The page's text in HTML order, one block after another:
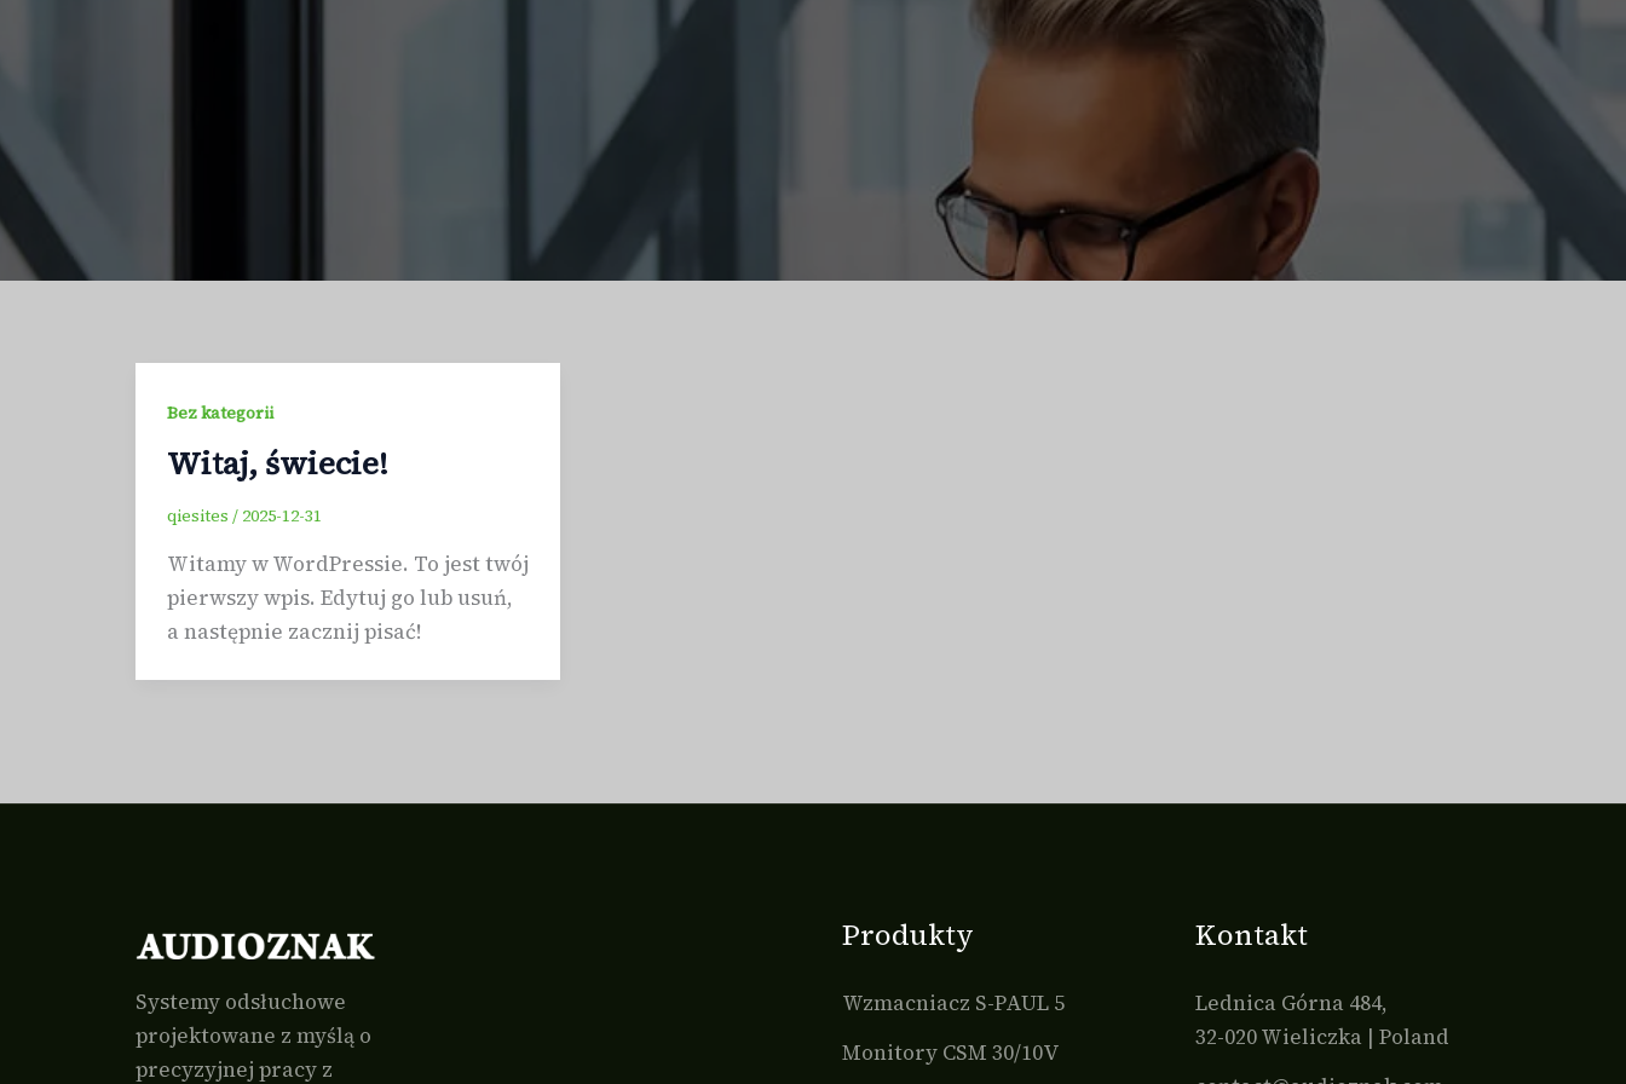
Bez kategorii
Witaj, świecie!
qiesites / 2025-12-31
Witamy w WordPressie. To jest twój
pierwszy wpis. Edytuj go lub usuń,
a następnie zacznij pisać!
Systemy odsłuchowe
projektowane z myślą o
precyzyjnej pracy z
Produkty
Wzmacniacz S-PAUL 5
Monitory CSM 30/10V
Kontakt
Lednica Górna 484,
32-020 Wieliczka | Poland